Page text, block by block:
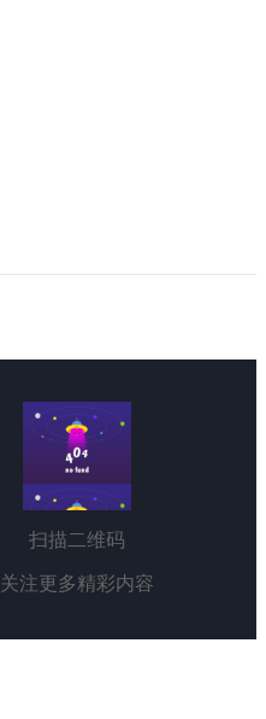
扫描二维码
关注更多精彩内容